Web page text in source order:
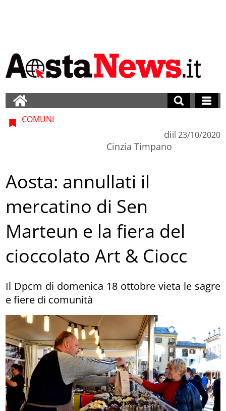
COMUNI
di
Cinzia Timpano
il 23/10/2020
Aosta: annullati il
mercatino di Sen
Marteun e la fiera del
cioccolato Art & Ciocc
Il Dpcm di domenica 18 ottobre vieta le sagre
e fiere di comunità